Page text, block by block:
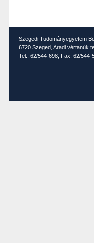
Szegedi Tudományegyetem
6720 Szeged, Aradi vértanúk
Tel.: 62/544-698; Fax: 62/